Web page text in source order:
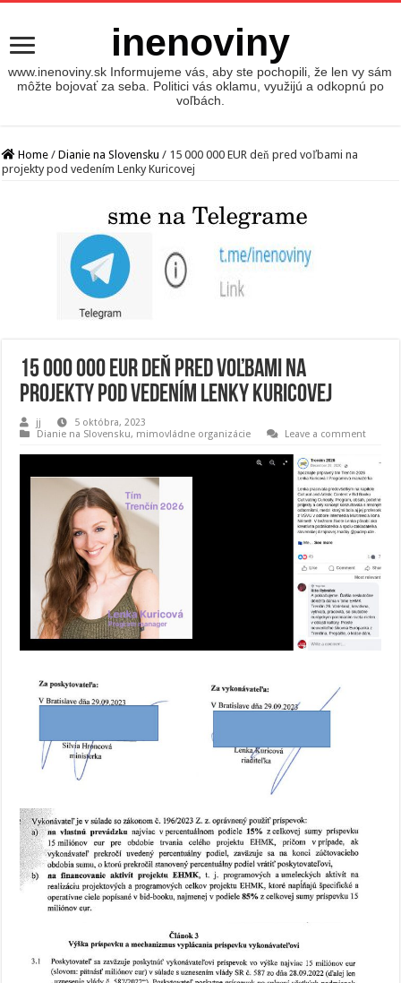
inenoviny
www.inenoviny.sk Informujeme vás, aby ste pochopili, že len vy sám
môžte bojovať za seba. Politici vás oklamu, využijú a odkopnú po
voľbách.
Home / Dianie na Slovensku / 15 000 000 EUR deň pred voľbami na
projekty pod vedením Lenky Kuricovej
15 000 000 EUR deň pred voľbami na
projekty pod vedením Lenky Kuricovej
jj
5 októbra, 2023
Dianie na Slovensku, mimovládne organizácie Leave a comment